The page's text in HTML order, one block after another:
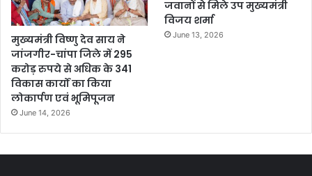
मुख्यमंत्री विष्णु देव साय ने
जांजगीर-चांपा जिले में 295
करोड़ रुपये से अधिक के 341
विकास कार्यों का किया
लोकार्पण एवं भूमिपूजन
June 14, 2026
जवानों से मिले उप मुख्यमंत्री
विजय शर्मा
June 13, 2026